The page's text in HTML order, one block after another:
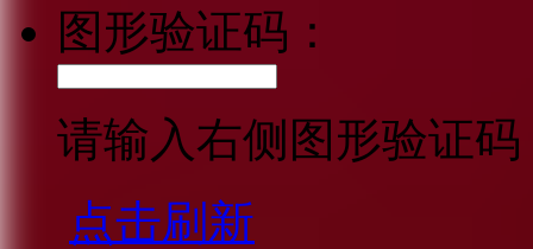
图形验证码：
请输入右侧图形验证码
点击刷新